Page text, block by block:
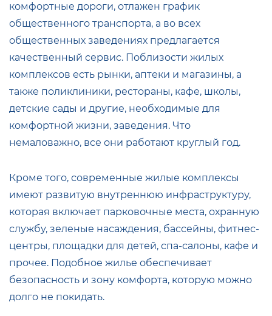
комфортные дороги, отлажен график
общественного транспорта, а во всех
общественных заведениях предлагается
качественный сервис. Поблизости жилых
комплексов есть рынки, аптеки и магазины, а
также поликлиники, рестораны, кафе, школы,
детские сады и другие, необходимые для
комфортной жизни, заведения. Что
немаловажно, все они работают круглый год.
Кроме того, современные жилые комплексы
имеют развитую внутреннюю инфраструктуру,
которая включает парковочные места, охранную
службу, зеленые насаждения, бассейны, фитнес-
центры, площадки для детей, спа-салоны, кафе и
прочее. Подобное жилье обеспечивает
безопасность и зону комфорта, которую можно
долго не покидать.